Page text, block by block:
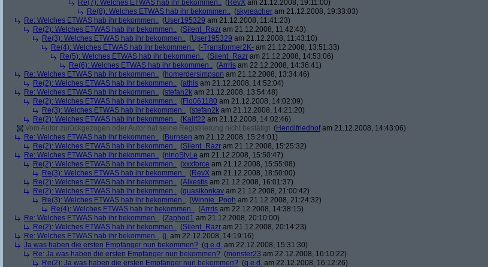
Re(7): Welches ETWAS hab ihr bekommen.. (RevX am 21.12.2008, 19:11:00)
Re(8): Welches ETWAS hab ihr bekommen.. (skyreacher am 21.12.2008, 19:33:03)
Re: Welches ETWAS hab ihr bekommen.. (User195329 am 21.12.2008, 11:41:23)
Re(2): Welches ETWAS hab ihr bekommen.. (Silent_Razr am 21.12.2008, 11:42:43)
Re(3): Welches ETWAS hab ihr bekommen.. (User195329 am 21.12.2008, 11:43:10)
Re(4): Welches ETWAS hab ihr bekommen.. (-Transformer2K- am 21.12.2008, 13:51:33)
Re(5): Welches ETWAS hab ihr bekommen.. (Silent_Razr am 21.12.2008, 14:53:06)
Re(6): Welches ETWAS hab ihr bekommen.. (Arrris am 22.12.2008, 14:36:41)
Re: Welches ETWAS hab ihr bekommen.. (homerdersimpson am 21.12.2008, 13:34:46)
Re(2): Welches ETWAS hab ihr bekommen.. (athis am 21.12.2008, 14:52:04)
Re: Welches ETWAS hab ihr bekommen.. (stefan2k am 21.12.2008, 13:54:48)
Re(2): Welches ETWAS hab ihr bekommen.. (Flo061180 am 21.12.2008, 14:02:09)
Re(3): Welches ETWAS hab ihr bekommen.. (stefan2k am 21.12.2008, 14:21:20)
Re(2): Welches ETWAS hab ihr bekommen.. (Kalif22 am 21.12.2008, 14:02:46)
Vom Autor zurückgezogen oder Autor hat seine Registrierung nicht bestätigt (Hendlfriedhofam 21.12.2008, 14:43:06)
Re: Welches ETWAS hab ihr bekommen.. (Burnsen am 21.12.2008, 15:24:01)
Re(2): Welches ETWAS hab ihr bekommen.. (Silent_Razr am 21.12.2008, 15:25:32)
Re: Welches ETWAS hab ihr bekommen.. (ninoStyLe am 21.12.2008, 15:50:47)
Re(2): Welches ETWAS hab ihr bekommen.. (xxxforce am 21.12.2008, 15:55:08)
Re(3): Welches ETWAS hab ihr bekommen.. (RevX am 21.12.2008, 18:50:00)
Re(2): Welches ETWAS hab ihr bekommen.. (Alkestis am 21.12.2008, 16:01:37)
Re(2): Welches ETWAS hab ihr bekommen.. (quasikonkav am 21.12.2008, 21:00:42)
Re(3): Welches ETWAS hab ihr bekommen.. (Winnie_Pooh am 21.12.2008, 21:24:32)
Re(4): Welches ETWAS hab ihr bekommen.. (Arrris am 22.12.2008, 14:38:15)
Re: Welches ETWAS hab ihr bekommen.. (Zaphod1 am 21.12.2008, 20:10:00)
Re(2): Welches ETWAS hab ihr bekommen.. (Silent_Razr am 21.12.2008, 20:14:23)
Re: Welches ETWAS hab ihr bekommen.. (j. am 22.12.2008, 14:19:16)
Ja was haben die ersten Empfänger nun bekommen? (q.e.d. am 22.12.2008, 15:31:30)
Re: Ja was haben die ersten Empfänger nun bekommen? (monster23 am 22.12.2008, 16:10:22)
Re(2): Ja was haben die ersten Empfänger nun bekommen? (q.e.d. am 22.12.2008, 16:12:26)